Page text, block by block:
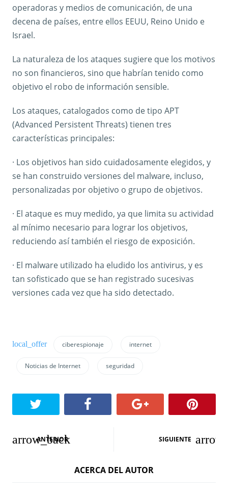
operadoras y medios de comunicación, de una
decena de países, entre ellos EEUU, Reino Unido e
Israel.
La naturaleza de los ataques sugiere que los motivos
no son financieros, sino que habrían tenido como
objetivo el robo de información sensible.
Los ataques, catalogados como de tipo APT
(Advanced Persistent Threats) tienen tres
características principales:
· Los objetivos han sido cuidadosamente elegidos, y
se han construido versiones del malware, incluso,
personalizadas por objetivo o grupo de objetivos.
· El ataque es muy medido, ya que limita su actividad
al mínimo necesario para lograr los objetivos,
reduciendo así también el riesgo de exposición.
· El malware utilizado ha eludido los antivirus, y es
tan sofisticado que se han registrado sucesivas
versiones cada vez que ha sido detectado.
ciberespionaje internet
Noticias de Internet seguridad
N
ANTERIOR SIGUIENTE
ACERCA DEL AUTOR